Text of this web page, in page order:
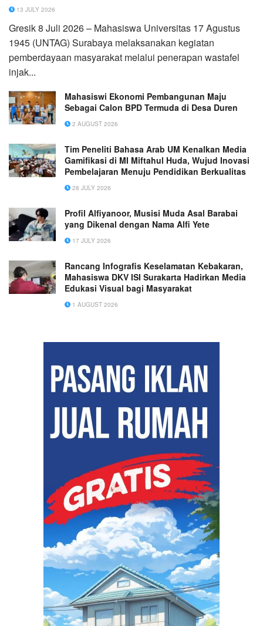
13 JULY 2026
Gresik 8 Juli 2026 – Mahasiswa Universitas 17 Agustus
1945 (UNTAG) Surabaya melaksanakan kegiatan
pemberdayaan masyarakat melalui penerapan wastafel
injak...
Mahasiswi Ekonomi Pembangunan Maju
Sebagai Calon BPD Termuda di Desa Duren
2 AUGUST 2026
Tim Peneliti Bahasa Arab UM Kenalkan Media
Gamifikasi di MI Miftahul Huda, Wujud Inovasi
Pembelajaran Menuju Pendidikan Berkualitas
28 JULY 2026
‎Profil Alfiyanoor, Musisi Muda Asal Barabai
yang Dikenal dengan Nama Alfi Yete
17 JULY 2026
Rancang Infografis Keselamatan Kebakaran,
Mahasiswa DKV ISI Surakarta Hadirkan Media
Edukasi Visual bagi Masyarakat
1 AUGUST 2026